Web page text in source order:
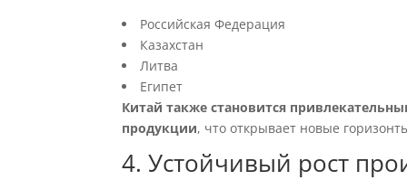
Российская Федерация
Казахстан
Литва
Египет
Китай также становится
продукции, что открывает новые
4. Устойчивый рост